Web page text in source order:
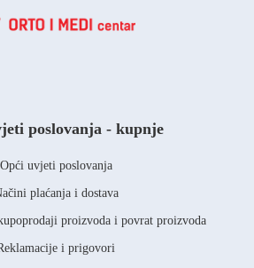
poslovanja - kupnje
Opći uvjeti poslovanja
plaćanja i dostava
proizvoda i povrat proizvoda
i prigovori